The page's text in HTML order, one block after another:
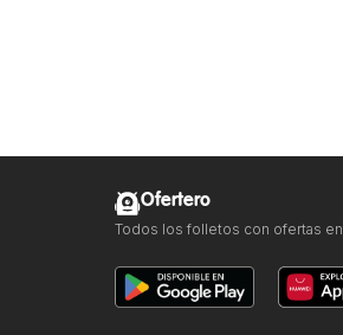
Ofertero
Todos los folletos con ofertas